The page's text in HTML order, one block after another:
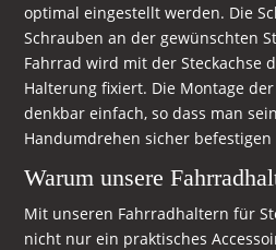
optimal eingestellt werden. Die
Schrauben an der gewünschten
Fahrrad wird mit der Steckachse
Halterung fixiert. Die Montage
denkbar einfach, so dass man
Handumdrehen sicher befestigen
Warum unsere
Mit unseren Fahrradhaltern für
nicht nur ein praktisches